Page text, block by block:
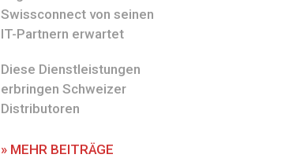
Swissconnect von seinen
IT-Partnern erwartet
Diese Dienstleistungen
erbringen Schweizer
Distributoren
» MEHR BEITRÄGE